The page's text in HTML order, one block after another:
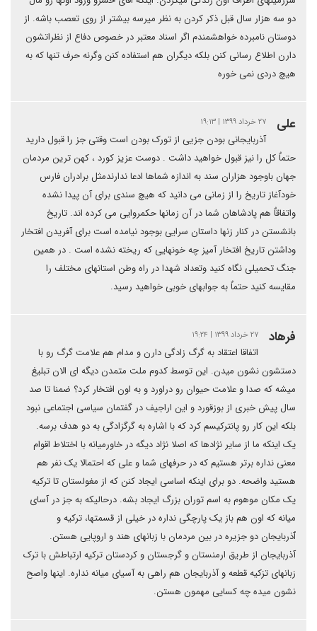
دو سه هزار سال قبل ذکر کردن به نظر میرسه بیشتر از روی تعصب باشه. از
دوستان نامبرده خواهشمندم اگر اسناد معتبر در خصوص دفاع از نظراتشون
دارن اطلاع رسانی کنن بلکه دیگران هم استفاده کنن وگرنه حرف تنها که به
هیچ دردی نمی خوره
علی ۲۷ خرداد ۱۳۹۹ | ۱۹:۱۳
آذربایجانی بودن جزیی از تورک بودن است وقتی جز را قبول دارید
حتماٌ کل را نیز قبول خواهید داشت . دوست عزیز کورد ، کهن ترین مردمان
جهان باوجود هزاران سند به اندازه شماها ادعا ندارندمثل برادران فارس
خودآغاز تاریخ را از زمانی می دانید که هیچ سندی برای آن پیدا نشده
واتفاقاٌ هم پادشاهان شما در آن زمانها حکمروایی می کرده اند. تاریخ
بانشستن در کنار زنها داستان سرایی بوجود نیامده است برای آفریدن افتخار
وداشتن تاریخ افتخار آمیز چه خونهایی که ریخته نشده است . در همین
جنگ تحمیلی نگاه کنید وتعداد شهدا در راه وطن استانهای مختلف را
مقایسه کنید حتماٌ به جوابهای خوبی خواهید رسید.
فرهاد ۲۷ خرداد ۱۳۹۹ | ۱۹:۲۴
اتفاقا اعتقاد به گرگ زادگی دارن و مدام هم علامت گرگ رو با
دستشون نشون میدن. این توسط کدوم ملت متمدن دیگه ای الان تبلیغ
میشه که صدا و علامت حیوان رو دراورد و به اون افتخار کرد؟ ضمنا تا صد
سال پیش خبری از بوزقورد و این اراجیف در گفتمان سیاسی اجتماعی نبود
بلکه این کار رو پانترکیسم کرد که با اشاره به گرگزادگی به دو هدف برسه.
یک اینکه ما از سایر نژادها که اصلا نژاد دیگه در خاورمیانه با اختلاط اقوام
معنی نداره برتر هستیم که در حرفهای شما و علی که احتمالا یک نفر هم
هستید واضحه. دو برای اینکه اساسی ایجاد کنن که از مغولستان تا ترکیه
یک مکان موهوم به اسم توران بزرگ ایجاد بشه. درحالیکه به جز در آسای
میانه که اون هم باز یک پارچگی نداره در خیلی از قسمتها، ترکیه و
ٱذربایجان دو جزیره در بین مردمان با زبانهای هند و اروپایی هستن.
آذربایجان از طریق ارمنستان و گرجستان و کردستان ترکیه ارتباطش با ترک
زبانهای تزکیه قطعه و آذربایجان هم راهی به آسیای میانه نداره. اینها واصح
نشون میده چه کسایی مهمون هستن.